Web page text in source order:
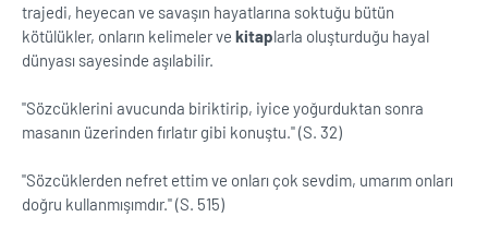
trajedi, heyecan ve savaşın hayatlarına soktuğu bütün
kötülükler, onların kelimeler ve kitaplarla oluşturduğu hayal
dünyası sayesinde aşılabilir.
''Sözcüklerini avucunda biriktirip, iyice yoğurduktan sonra
masanın üzerinden fırlatır gibi konuştu.'' (S. 32)
''Sözcüklerden nefret ettim ve onları çok sevdim, umarım onları
doğru kullanmışımdır.'' (S. 515)